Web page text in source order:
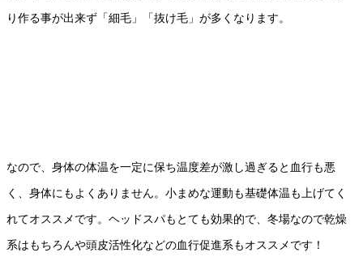
り作る事が出来ず「細毛」「抜け毛」が多くなります。
なので、身体の体温を一定に保ち温度差が激し過ぎると血行も悪
く、身体にもよくありません。小まめな運動も基礎体温も上げてく
れてオススメです。ヘッドスパもとても効果的で、冬場なので乾燥
系はもちろんや頭皮活性化などの血行促進系もオススメです！